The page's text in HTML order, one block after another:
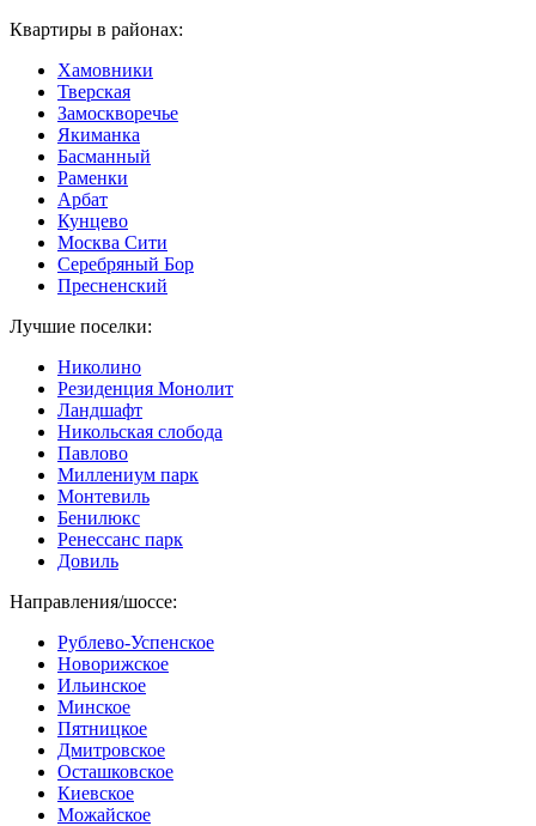
Квартиры в районах:
Хамовники
Тверская
Замоскворечье
Якиманка
Басманный
Раменки
Арбат
Кунцево
Москва Сити
Серебряный Бор
Пресненский
Лучшие поселки:
Николино
Резиденция Монолит
Ландшафт
Никольская слобода
Павлово
Миллениум парк
Монтевиль
Бенилюкс
Ренессанс парк
Довиль
Направления/шоссе:
Рублево-Успенское
Новорижское
Ильинское
Минское
Пятницкое
Дмитровское
Осташковское
Киевское
Можайское